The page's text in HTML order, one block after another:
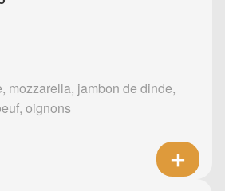
mozzarella, jambon de dinde,
oignons